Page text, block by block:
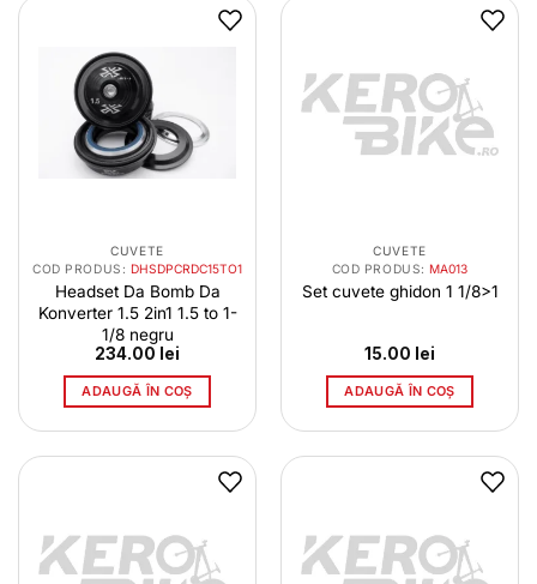
CUVETE
COD PRODUS: DHSDPCRDC15TO1
Headset Da Bomb Da
Konverter 1.5 2in1 1.5 to 1-
1/8 negru
234.00 lei
ADAUGĂ ÎN COȘ
CUVETE
COD PRODUS: MA013
Set cuvete ghidon 1 1/8>1
15.00 lei
ADAUGĂ ÎN COȘ